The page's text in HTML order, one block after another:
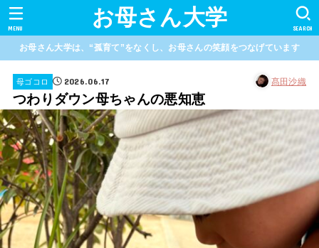
お母さん大学 SEARCH
MENU
お母さん大学は、“孤育て”をなくし、お母さんの笑顔をつなげています
母ゴコロ 2026.06.17 髙田沙織
つわりダウン母ちゃんの悪知恵